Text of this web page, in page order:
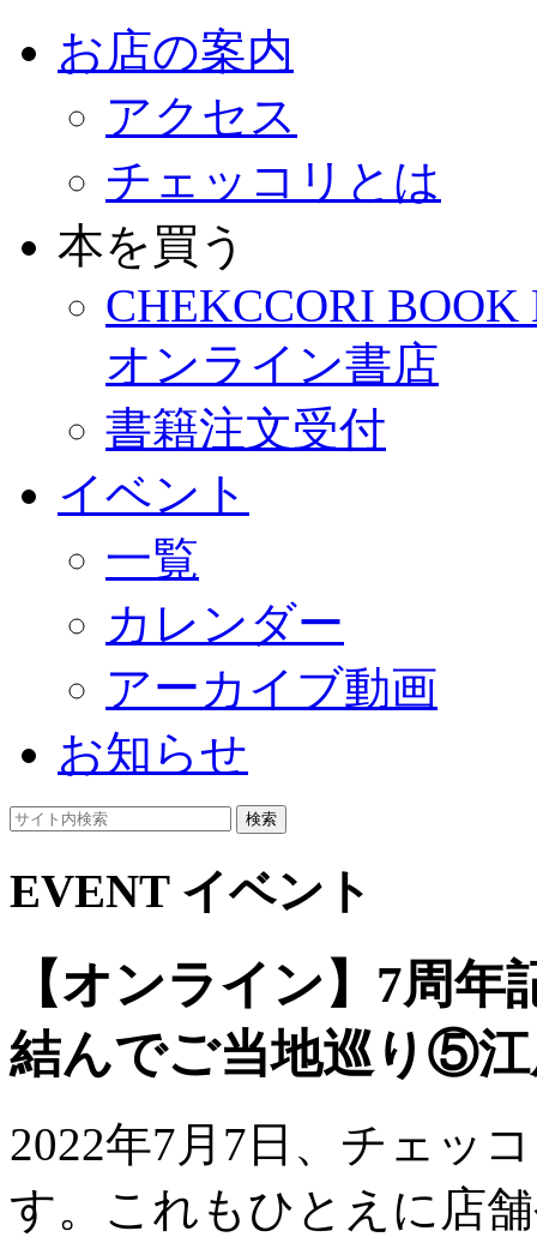
お店の案内
アクセス
チェッコリとは
本を買う
CHEKCCORI BOOK
オンライン書店
書籍注文受付
イベント
一覧
カレンダー
アーカイブ動画
お知らせ
検索
EVENT イベント
【オンライン】7周
結んでご当地巡り⑤
2022年7月7日、チェッ
す。これもひとえに店